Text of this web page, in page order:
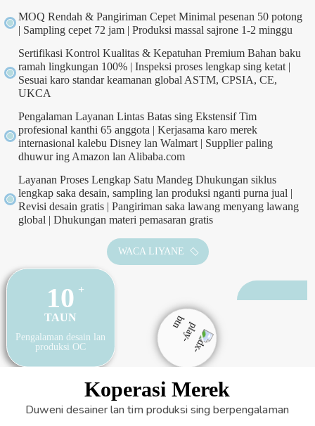
MOQ Rendah & Pangiriman Cepet Minimal pesenan 50 potong
| Sampling cepet 72 jam | Produksi massal sajrone 1-2 minggu
Sertifikasi Kontrol Kualitas & Kepatuhan Premium Bahan baku
ramah lingkungan 100% | Inspeksi proses lengkap sing ketat |
Sesuai karo standar keamanan global ASTM, CPSIA, CE,
UKCA
Pengalaman Layanan Lintas Batas sing Ekstensif Tim
profesional kanthi 65 anggota | Kerjasama karo merek
internasional kalebu Disney lan Walmart | Supplier paling
dhuwur ing Amazon lan Alibaba.com
Layanan Proses Lengkap Satu Mandeg Dhukungan siklus
lengkap saka desain, sampling lan produksi nganti purna jual |
Revisi desain gratis | Pangiriman saka lawang menyang lawang
global | Dhukungan materi pemasaran gratis
WACA LIYANE
10 +
TAUN
Pengalaman desain lan
produksi OC
KoperasiMerek
Duweni desainer lan tim produksi sing berpengalaman